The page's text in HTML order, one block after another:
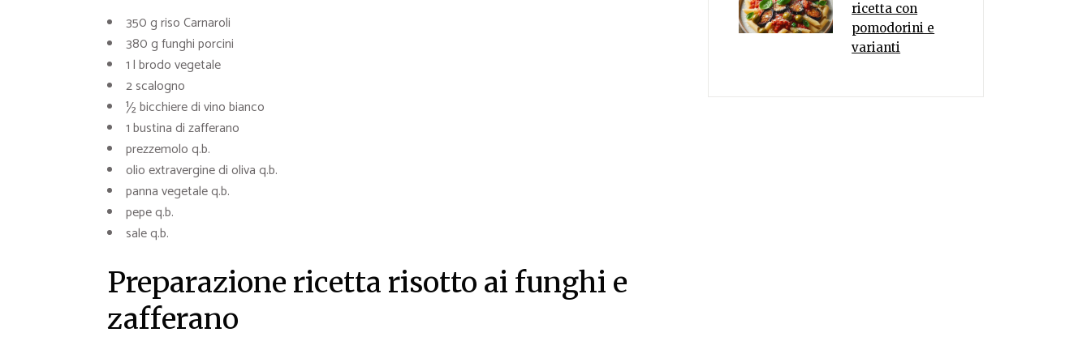
350 g riso Carnaroli
380 g funghi porcini
1 l brodo vegetale
2 scalogno
½ bicchiere di vino bianco
1 bustina di zafferano
prezzemolo q.b.
olio extravergine di oliva q.b.
panna vegetale q.b.
pepe q.b.
sale q.b.
Preparazione ricetta risotto ai funghi e
zafferano
ricetta con
pomodorini e
varianti